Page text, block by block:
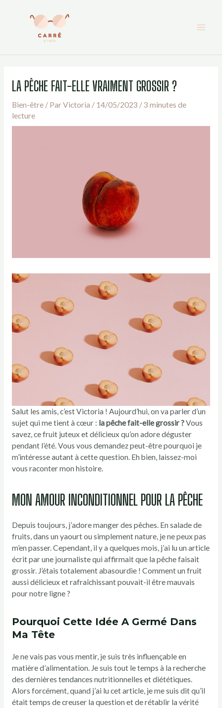
LA PÊCHE FAIT-ELLE VRAIMENT GROSSIR ?
Bien-être/ ParVictoria / 14/05/2023 /3 minutes de
lecture
Salut les amis, c’est Victoria ! Aujourd’hui, on va parler d’un
sujet qui me tient à cœur : la pêche fait-elle grossir ?Vous
savez, ce fruit juteux et délicieux qu’on adore déguster
pendant l’été. Vous vous demandez peut-être pourquoi je
m’intéresse autant à cette question. Eh bien, laissez-moi
vous raconter mon histoire.
MON AMOUR INCONDITIONNEL POUR LA PÊCHE
Depuis toujours, j’adore manger des pêches. En salade de
fruits, dans un yaourt ou simplement nature, je ne peux pas
m’en passer. Cependant, il y a quelques mois, j’ai lu un article
écrit par une journaliste qui affirmait que la pêche faisait
grossir. J’étais totalement abasourdie ! Comment un fruit
aussi délicieux et rafraîchissant pouvait-il être mauvais
pour notre ligne ?
Pourquoi Cette Idée A Germé Dans
Ma Tête
Je ne vais pas vous mentir, je suis très influençable en
matière d’alimentation. Je suis tout le temps à la recherche
des dernières tendances nutritionnelles et diététiques.
Alors forcément, quand j’ai lu cet article, je me suis dit qu’il
était temps de creuser la question et de rétablir la vérité